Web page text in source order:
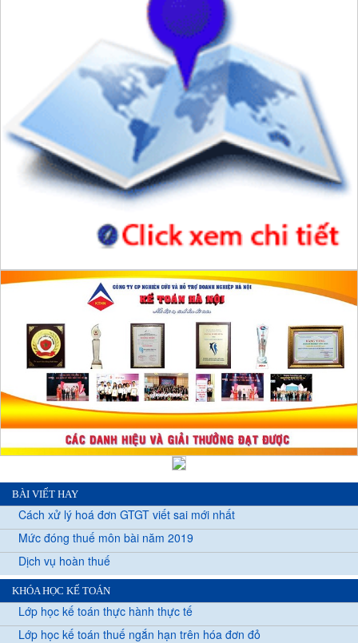
BÀI VIẾT HAY
Cách xử lý hoá đơn GTGT viết sai mới nhất
Mức đóng thuế môn bài năm 2019
Dịch vụ hoàn thuế
KHÓA HỌC KẾ TOÁN
Lớp học kế toán thực hành thực tế
Lớp học kế toán thuế ngắn hạn trên hóa đơn đỏ